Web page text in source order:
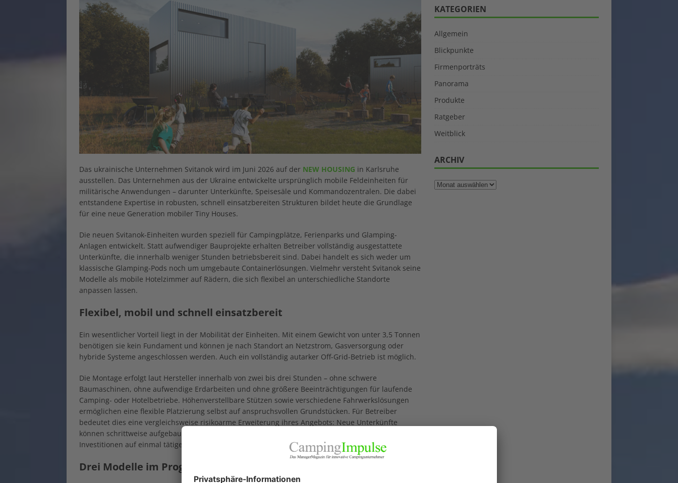
Das ukrainische Unternehmen Svitanok wird im Juni 2026 auf der NEW HOUSING in Karlsruhe
ausstellen. Das Unternehmen aus der Ukraine entwickelte ursprünglich mobile Feldeinheiten für
militärische Anwendungen – darunter Unterkünfte, Speisesäle und Kommandozentralen. Die dabei
entstandene Expertise in robusten, schnell einsatzbereiten Strukturen bildet heute die Grundlage
für eine neue Generation mobiler Tiny Houses.
Die neuen Svitanok-Einheiten wurden speziell für Campingplätze, Ferienparks und Glamping-
Anlagen entwickelt. Statt aufwendiger Bauprojekte erhalten Betreiber vollständig ausgestattete
Unterkünfte, die innerhalb weniger Stunden betriebsbereit sind. Dabei handelt es sich weder um
klassische Glamping-Pods noch um umgebaute Containerlösungen. Vielmehr versteht Svitanok seine
Modelle als mobile Hotelzimmer auf Rädern, die sich flexibel an unterschiedliche Standorte
anpassen lassen.
Flexibel, mobil und schnell einsatzbereit
Ein wesentlicher Vorteil liegt in der Mobilität der Einheiten. Mit einem Gewicht von unter 3,5 Tonnen
benötigen sie kein Fundament und können je nach Standort an Netzstrom, Gasversorgung oder
hybride Systeme angeschlossen werden. Auch ein vollständig autarker Off-Grid-Betrieb ist möglich.
Die Montage erfolgt laut Hersteller innerhalb von zwei bis drei Stunden – ohne schwere
Baumaschinen, ohne aufwendige Erdarbeiten und ohne größere Beeinträchtigungen für laufende
Camping- oder Hotelbetriebe. Höhenverstellbare Stützen sowie verschiedene Fahrwerkslösungen
ermöglichen eine flexible Platzierung selbst auf anspruchsvollen Grundstücken. Für Betreiber
bedeutet dies eine vergleichsweise risikoarme Erweiterung ihres Angebots: Neue Unterkünfte
können schrittweise aufgebaut und aus den laufenden Einnahmen finanziert werden, anstatt hohe
Investitionen auf einmal tätigen zu müssen.
Drei Modelle im Programm für Deutschland
KATEGORIEN
Allgemein
Blickpunkte
Firmenporträts
Panorama
Produkte
Ratgeber
Weitblick
ARCHIV